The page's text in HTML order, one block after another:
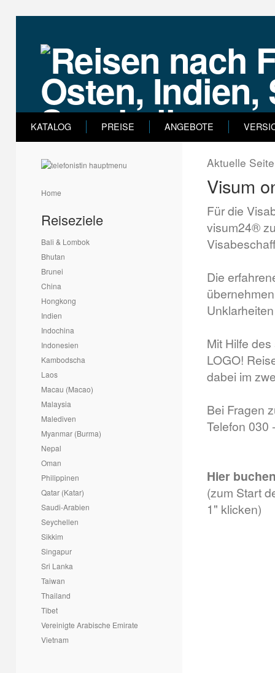
KATALOG PREISE ANGEBOTE
Home
Reiseziele
Bali & Lombok
Bhutan
Brunei
China
Hongkong
Indien
Indochina
Indonesien
Kambodscha
Laos
Macau (Macao)
Malaysia
Malediven
Myanmar (Burma)
Nepal
Oman
Philippinen
Qatar (Katar)
Saudi-Arabien
Seychellen
Sikkim
Singapur
Sri Lanka
Taiwan
Thailand
Tibet
Vereinigte Arabische Emirate
Vietnam
Aktuelle
Visum
Für die
visum24®
Die
Mit Hilfe
LOGO!
dabei im
Bei Fragen
Telefon 030
Hier
(zum Start
1" klicken)